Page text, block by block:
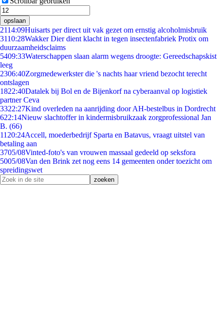
opslaan
2114:09Huisarts per direct uit vak gezet om ernstig alcoholmisbruik
3110:28Wakker Dier dient klacht in tegen insectenfabriek Protix om
duurzaamheidsclaims
5409:33Waterschappen slaan alarm wegens droogte: Gereedschapskist
leeg
2306:40Zorgmedewerkster die 's nachts haar vriend bezocht terecht
ontslagen
1822:40Datalek bij Bol en de Bijenkorf na cyberaanval op logistiek
partner Ceva
3322:27Kind overleden na aanrijding door AH-bestelbus in Dordrecht
622:14Nieuw slachtoffer in kindermisbruikzaak zorgprofessional Jan
B. (66)
11 20:24Accell, moederbedrijf Sparta en Batavus, vraagt uitstel van
betaling aan
3705/08Vinted-foto's van vrouwen massaal gedeeld op seksfora
5005/08Van den Brink zet nog eens 14 gemeenten onder toezicht om
spreidingswet